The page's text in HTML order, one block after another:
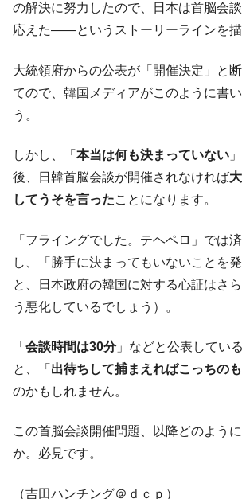
の解決に努力したので、日本は首脳会
応えた――というストーリーラインを描
大統領府からの公表が「開催決定」と
てので、韓国メディアがこのように書
う。
しかし、「 本当は何も決まっていない
後、日韓首脳会談が開催されなければ
してうそを言ったことになります。
「フライングでした。テヘペロ」では
し、「勝手に決まってもいないことを発
と、日本政府の韓国に対する心証はさ
う悪化しているでしょう）。
「 会談時間は30分」などと公表してい
と、「 出待ちして捕まえればこっちの
のかもしれません。
この首脳会談開催問題、以降どのよう
か。必見です。
（吉田ハンチング＠ｄｃｐ）